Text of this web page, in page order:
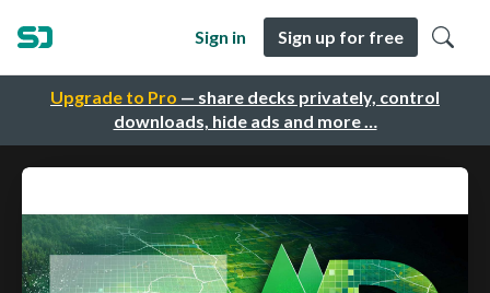
Upgrade to Pro — share decks privately, control
downloads, hide ads and more …
Sign in Sign up for free